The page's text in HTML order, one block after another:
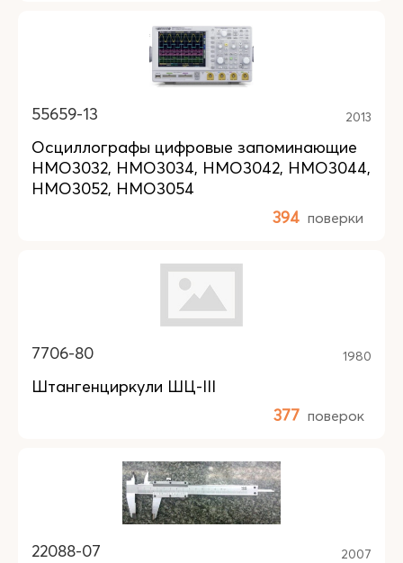
55659-13 2013
Осциллографы цифровые запоминающие
HMO3032, HMO3034, HMO3042, HMO3044,
HMO3052, HMO3054
394 поверки
7706-80 1980
Штангенциркули ШЦ-III
377 поверок
22088-07 2007